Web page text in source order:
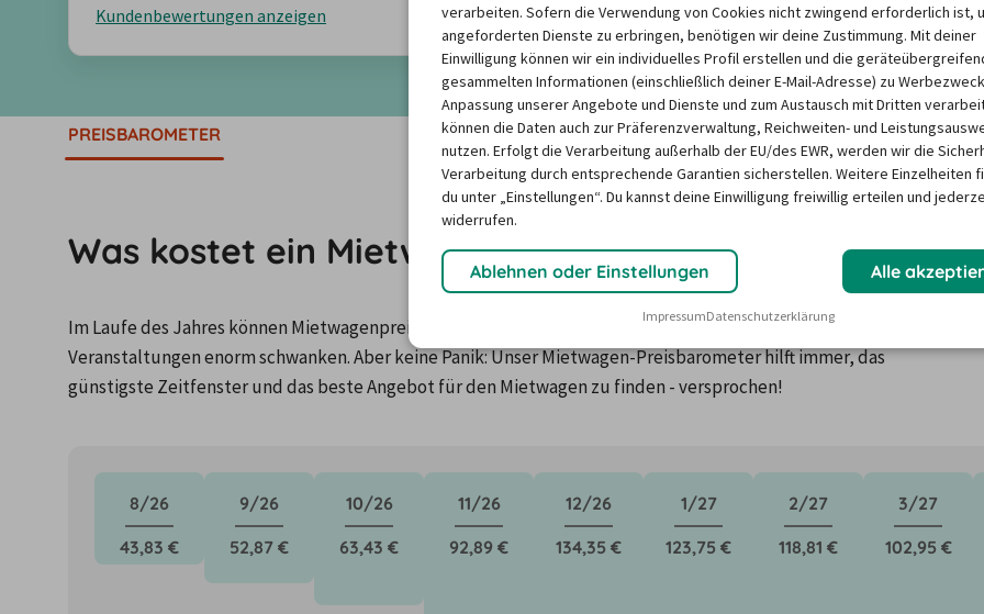
Kundenbewertungen anzeigen Kundenbewertungen anzeigen
Mehr anzeigen
PREISBAROMETER
Was kostet ein Mietwagen in Auckland ?
Im Laufe des Jahres können Mietwagenpreise durch Faktoren wie saisonale Nachfrage, Feiertage oder lokale
Veranstaltungen enorm schwanken. Aber keine Panik: Unser Mietwagen-Preisbarometer hilft immer, das
günstigste Zeitfenster und das beste Angebot für den Mietwagen zu finden - versprochen!
8/26
43,83 €
9/26
52,87 €
10/26
63,43 €
11/26
92,89 €
12/26
134,35 €
1/27
123,75 €
2/27
118,81 €
3/27
102,95 €
verarbeiten. Sofern die Verwendung von Cookies nicht zwingend erforderlich ist,
angeforderten Dienste zu erbringen, benötigen wir deine Zustimmung. Mit deiner
Einwilligung können wir ein individuelles Profil erstellen und die
gesammelten Informationen (einschließlich deiner E-Mail-Adresse) zu
Anpassung unserer Angebote und Dienste und zum Austausch mit Dritten
können die Daten auch zur Präferenzverwaltung, Reichweiten- und
nutzen. Erfolgt die Verarbeitung außerhalb der EU/des EWR, werden wir die
Verarbeitung durch entsprechende Garantien sicherstellen. Weitere Einzelheiten
du unter „Einstellungen“. Du kannst deine Einwilligung freiwillig erteilen und
widerrufen.
Ablehnen oder Einstellungen Alle
ImpressumDatenschutzerklärung